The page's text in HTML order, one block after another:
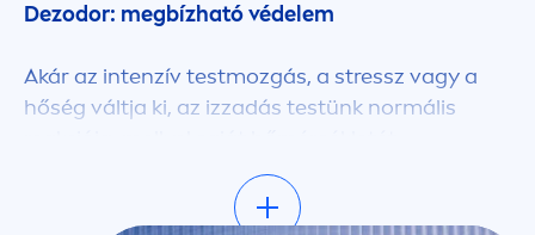
Dezodor: megbízható védelem
Akár az intenzív testmozgás, a stressz vagy a
hőség váltja ki, az izzadás testünk normális
szabályozza. Ugyanakkor kellemetlen
testszagokkal és felesleges